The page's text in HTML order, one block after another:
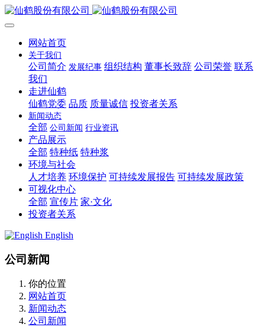
网站首页
关于我们
公司简介 发展纪事 组织结构 董事长致辞 公司荣誉 联系
我们
走进仙鹤
仙鹤党委 品质 质量诚信 投资者关系
新闻动态
全部 公司新闻 行业资讯
产品展示
全部 特种纸 特种浆
环境与社会
人才培养 环境保护 可持续发展报告 可持续发展政策
可视化中心
全部 宣传片 家·文化
投资者关系
English
公司新闻
你的位置
网站首页
新闻动态
公司新闻